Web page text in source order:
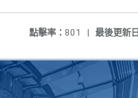
最後更新
點擊率： 801 |